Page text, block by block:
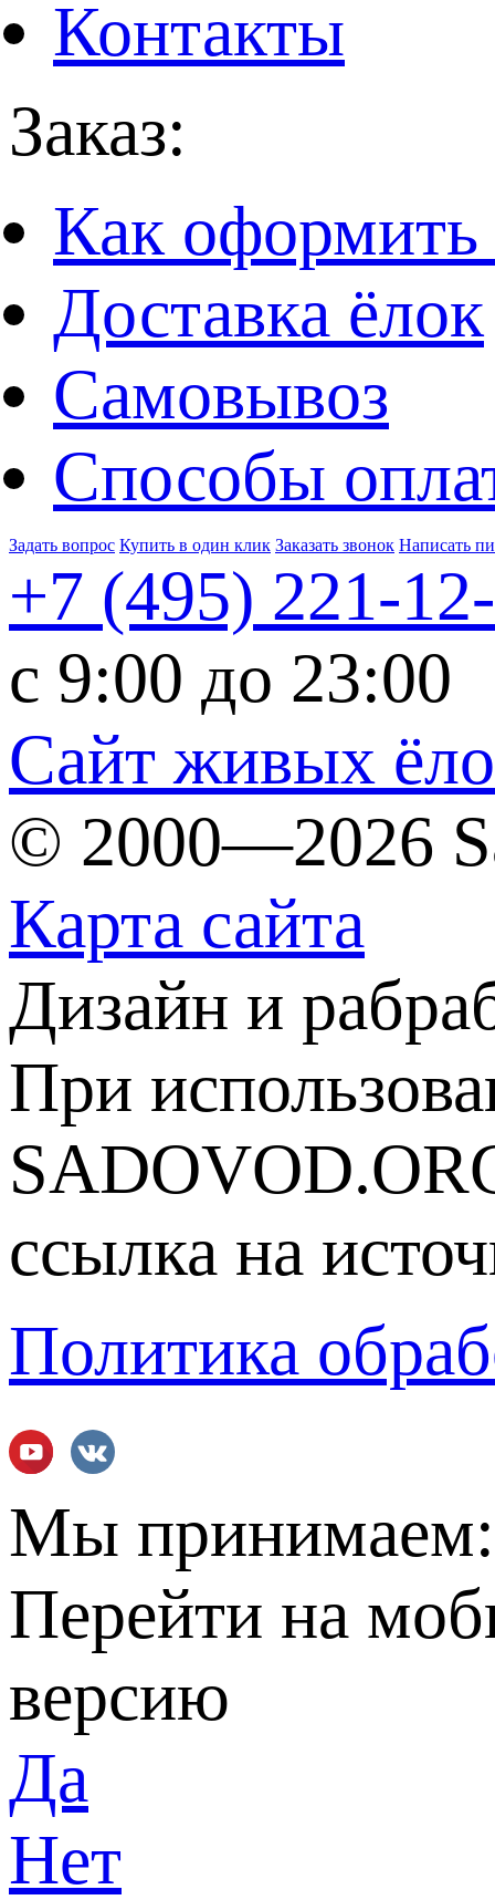
Контакты
Заказ:
Как оформить
Доставка ёлок
Самовывоз
Способы
Задать вопрос Купить в один клик Заказать звонок Написать
+7 (495) 221-
c 9:00 до 23:00
Сайт живых
© 2000—2026
Карта сайта
Дизайн и
При
ссылка на
Политика
Мы
Перейти на
версию
Да
Нет